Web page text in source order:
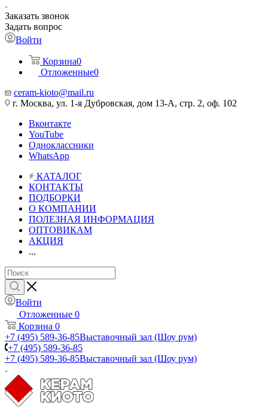
Заказать звонок
Задать вопрос
Войти
Корзина0
Отложенные0
ceram-kioto@mail.ru
г. Москва, ул. 1-я Дубровская, дом 13-А, стр. 2, оф. 102
Вконтакте
YouTube
Одноклассники
WhatsApp
КАТАЛОГ
КОНТАКТЫ
ПОДБОРКИ
О КОМПАНИИ
ПОЛЕЗНАЯ ИНФОРМАЦИЯ
ОПТОВИКАМ
АКЦИЯ
...
Войти
Отложенные 0
Корзина 0
+7 (495) 589-36-85Выставочный зал (Шоу рум)
+7 (495) 589-36-85
+7 (495) 589-36-85Выставочный зал (Шоу рум)